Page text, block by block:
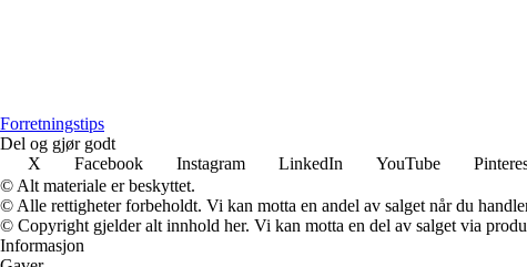
Forretningstips
Del og gjør godt
X
Facebook Instagram LinkedIn YouTube
© Alt materiale er beskyttet.
© Alle rettigheter forbeholdt. Vi kan motta en andel av salget når du
© Copyright gjelder alt innhold her. Vi kan motta en del av salget via
Informasjon